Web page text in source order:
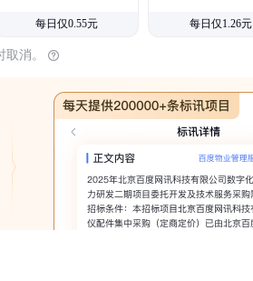
每日仅0.55元 每日仅1.26元
消。